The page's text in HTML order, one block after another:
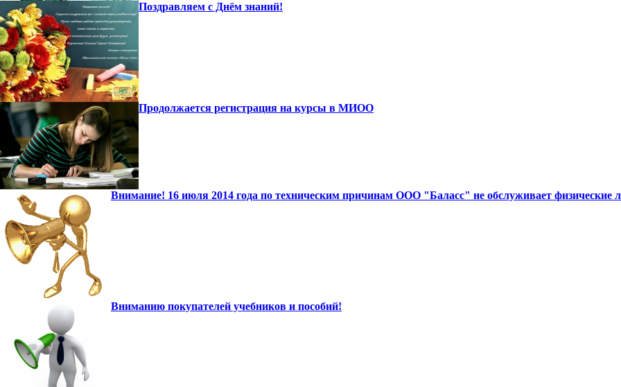
Поздравляем с Днём знаний!
Продолжается регистрация на курсы в МИОО
Внимание! 16 июля 2014 года по техническим причинам ООО "Баласс" не обслуживает физические
Вниманию покупателей учебников и пособий!